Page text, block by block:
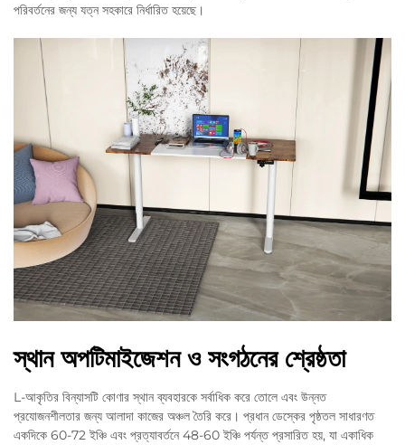
পরিবর্তনের জন্য যত্ন সহকারে নির্ধারিত হয়েছে।
স্থান অপটিমাইজেশন ও সংগঠনের শ্রেষ্ঠতা
L-আকৃতির বিন্যাসটি কোণার স্থান ব্যবহারকে সর্বাধিক করে তোলে এবং উন্নত
প্রযোজনশীলতার জন্য আলাদা কাজের অঞ্চল তৈরি করে। প্রধান ডেস্কের পৃষ্ঠতল সাধারণত
একদিকে 60-72 ইঞ্চি এবং প্রত্যাবর্তনে 48-60 ইঞ্চি পর্যন্ত প্রসারিত হয়, যা একাধিক